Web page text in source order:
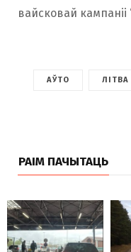
вайсковай кампаніі
АЎТО ЛІТВА
РАІМ ПАЧЫТАЦЬ